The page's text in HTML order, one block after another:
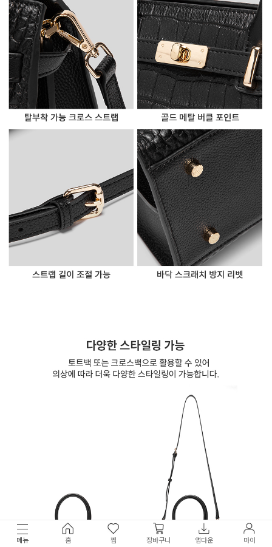
메뉴 홈 찜 장바구니 앱다운 마이